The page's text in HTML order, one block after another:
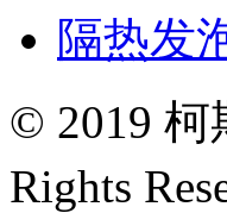
隔热发
© 2019 柯
Rights